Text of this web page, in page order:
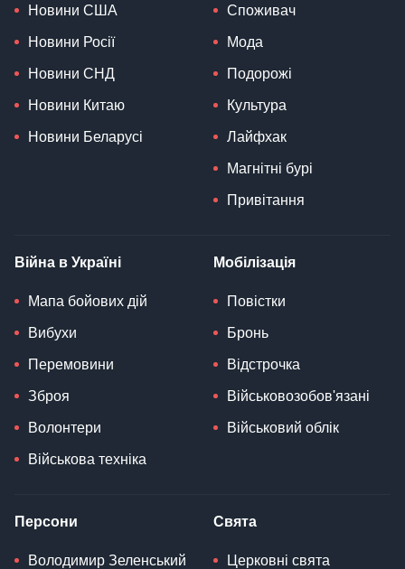
Новини США
Новини Росії
Новини СНД
Новини Китаю
Новини Беларусі
Споживач
Мода
Подорожі
Культура
Лайфхак
Магнітні бурі
Привітання
Війна в Україні
Мапа бойових дій
Вибухи
Перемовини
Зброя
Волонтери
Військова техніка
Мобілізація
Повістки
Бронь
Відстрочка
Військовозобов'язані
Військовий облік
Персони
Володимир Зеленський
Свята
Церковні свята